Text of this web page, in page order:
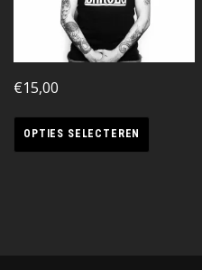
€15,00
OPTIES SELECTEREN